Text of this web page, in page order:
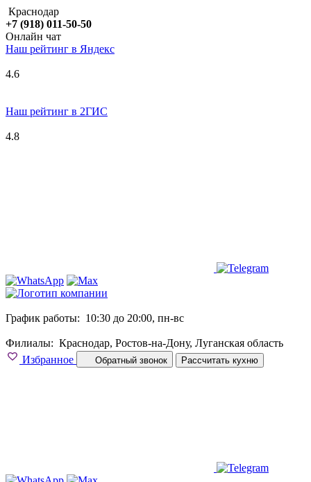
Краснодар
+7 (918) 011-50-50
Онлайн чат
Наш рейтинг в Яндекс
4.6
Наш рейтинг в 2ГИС
4.8
График работы: 10:30 до 20:00, пн-вс
Филиалы: Краснодар, Ростов-на-Дону, Луганская область
Избранное
Обратный звонок Рассчитать кухню